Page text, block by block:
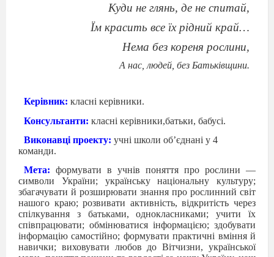
Куди не глянь, де не спитай,
Їм красить все їх рідний край…
Нема без кореня рослини,
А нас, людей, без Батьківщини.
Керівник: класні керівники.
Консультанти: класні керівники,батьки, бабусі.
Виконавці проекту: учні школи об’єднані у 4
команди.
Мета: формувати в учнів поняття про рослини —
символи України; українську національну культуру;
збагачувати й розширювати знання про рослинний світ
нашого краю; розвивати активність, відкритість через
спілкування з батьками, однокласниками; учити їх
співпрацювати; обмінюватися інформацією; здобувати
інформацію самостійно; формувати практичні вміння й
навички; виховувати любов до Вітчизни, української